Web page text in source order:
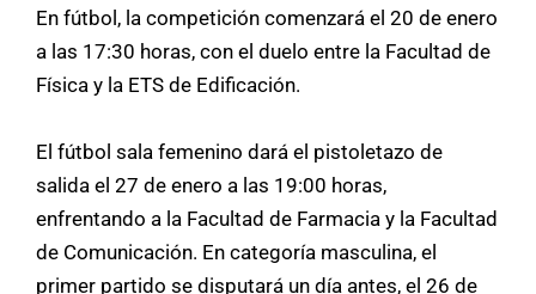
En fútbol, la competición comenzará el 20 de enero
a las 17:30 horas, con el duelo entre la Facultad de
Física y la ETS de Edificación.
El fútbol sala femenino dará el pistoletazo de
salida el 27 de enero a las 19:00 horas,
enfrentando a la Facultad de Farmacia y la Facultad
de Comunicación. En categoría masculina, el
primer partido se disputará un día antes, el 26 de